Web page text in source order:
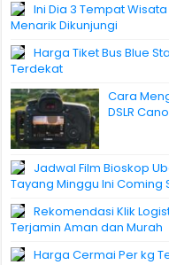
Ini Dia 3 Tempat
Menarik Dikunjungi
Harga Tiket Bus Blue
Terdekat
Cara
DSLR
Jadwal Film Bioskop
Tayang Minggu Ini Coming
Rekomendasi Klik
Terjamin Aman dan Murah
Harga Cermai Per kg